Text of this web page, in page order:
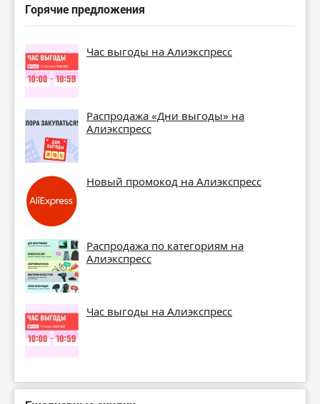
Горячие предложения
Час выгоды на Алиэкспресс
Распродажа «Дни выгоды» на
Алиэкспресс
Новый промокод на Алиэкспресс
Распродажа по категориям на
Алиэкспресс
Час выгоды на Алиэкспресс